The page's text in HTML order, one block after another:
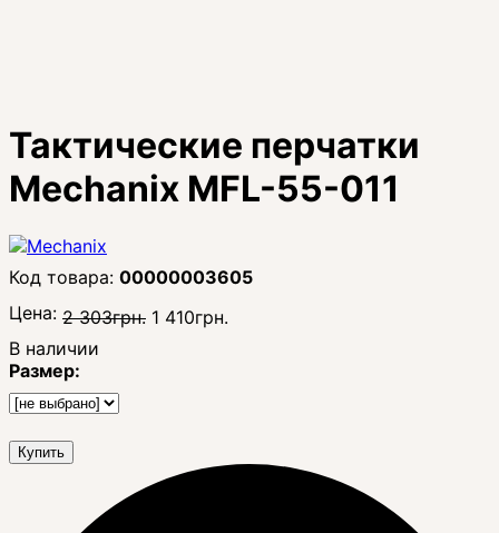
Тактические перчатки
Mechanix MFL-55-011
00000003605
Цена: 2 303грн. 1 410грн.
В наличии
Размер:
Купить